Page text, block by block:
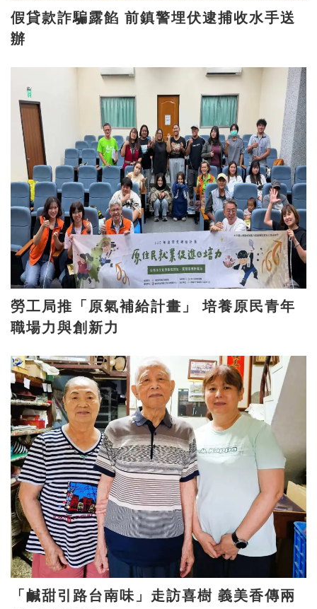
假貸款詐騙露餡 前鎮警埋伏逮捕收水手送
辦
勞工局推「原氣補給計畫」 培養原民青年
職場力與創新力
「鹹甜引路台南味」走訪喜樹 義美香傳兩